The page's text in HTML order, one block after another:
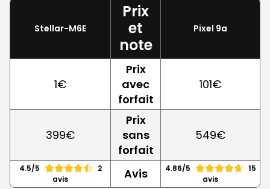
Stellar-M6E
Prix
et
note
Pixel 9a
1€
Prix
avec
forfait
101€
399€
Prix
sans
forfait
549€
4.5/5
2
avis
Avis 4.86/5
15
avis